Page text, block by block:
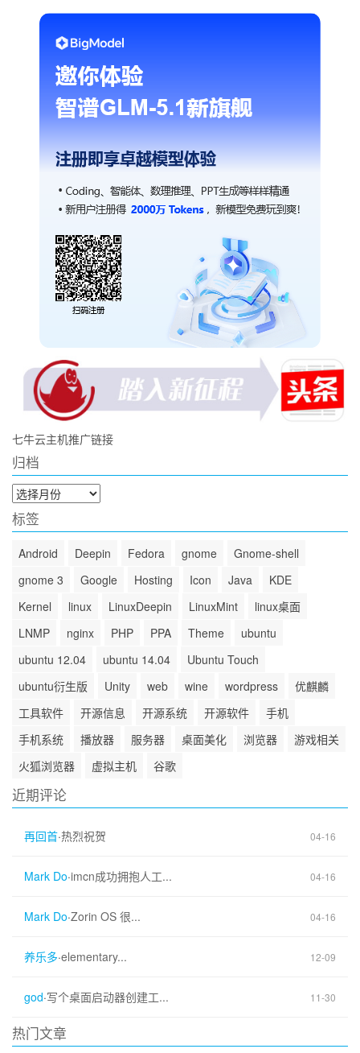
七牛云主机推广链接
归档
归
档
标签
Android Deepin Fedora gnome
Gnome-shell
gnome 3
Google Hosting Icon Java
KDE
Kernel
linux LinuxDeepin LinuxMint
linux桌面
LNMP
nginx PHP PPA Theme
ubuntu
ubuntu 12.04
ubuntu 14.04
Ubuntu Touch
ubuntu衍生版
Unity web wine wordpress
优麒麟
工具软件
开源信息 开源系统 开源软件
手机
手机系统
播放器 服务器 桌面美化 浏览器
游戏相关
火狐浏览器
虚拟主机 谷歌
近期评论
再回首·热烈祝贺 04-16
Mark Do·imcn成功拥抱人工... 04-16
Mark Do·Zorin OS 很... 04-16
养乐多·elementary... 12-09
god·写个桌面启动器创建工... 11-30
热门文章